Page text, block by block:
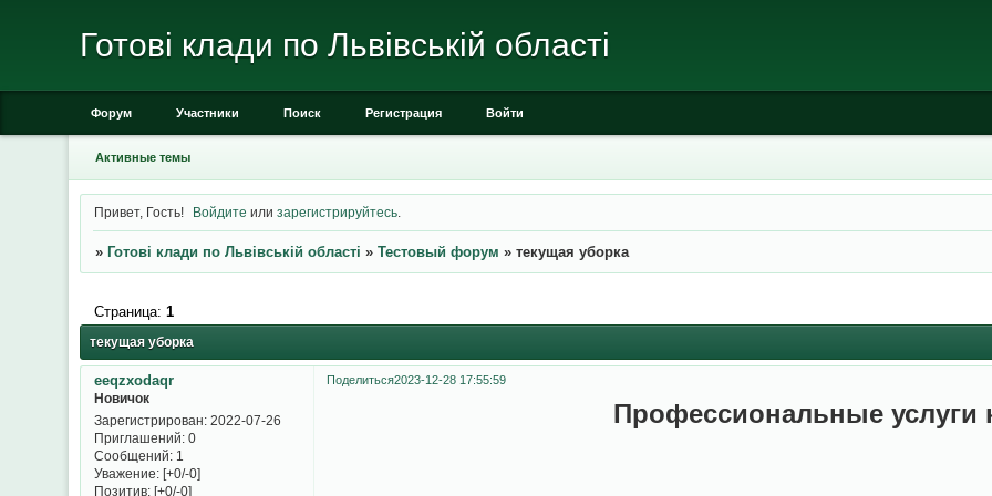
Готові клади по Львівській області
Форум Участники Поиск Регистрация Войти
Активные темы
Привет, Гость! Войдите илизарегистрируйтесь
» Готові клади по Львівській області » Тестовый форум » текущая уборка
текущая уборка
Страница: 1
Поделиться2023-12-28 17:55:59
eeqzxodaqr
Новичок
Зарегистрирован: 2022-07-26
Приглашений:0
Сообщений:1
Уважение: [+0/-0]
Позитив: [+0/-0]
Профессиональные услуги